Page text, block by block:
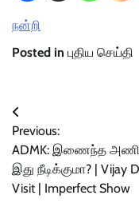
நன்றி
Posted in புதிய செய்தி
Post
navigation
Previous:
ADMK: இணைந்த
இது நீடிக்குமா? | Vijay
Visit | Imperfect Show